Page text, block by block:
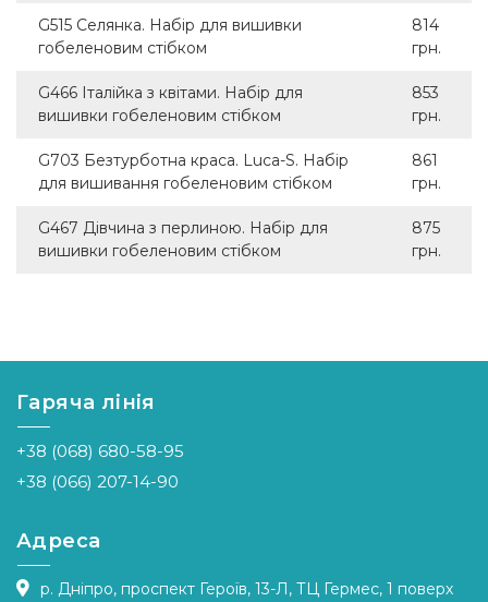
G515 Селянка. Набір для вишивки
гобеленовим стібком
814
грн.
G466 Італійка з квітами. Набір для
вишивки гобеленовим стібком
853
грн.
G703 Безтурботна краса. Luca-S. Набір
для вишивання гобеленовим стібком
861
грн.
G467 Дівчина з перлиною. Набір для
вишивки гобеленовим стібком
875
грн.
Гаряча лінія
+38 (068) 680-58-95
+38 (066) 207-14-90
Адреса
р. Дніпро, проспект Героїв, 13-Л, ТЦ Гермес, 1 поверх